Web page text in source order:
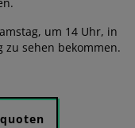
um 14 Uhr, in
sehen bekommen.